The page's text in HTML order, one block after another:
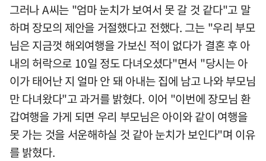
그러나 A씨는 "엄마 눈치가 보여서 못 갈 것 같다"고 말
하며 장모의 제안을 거절했다고 전했다. 그는 "우리 부모
님은 지금껏 해외여행을 가보신 적이 없다가 결혼 후 아
내의 허락으로 10일 정도 다녀오셨다"면서 "당시는 아
이가 태어난 지 얼마 안 돼 아내는 집에 남고 나와 부모님
만 다녀왔다"고 과거를 밝혔다. 이어 "이번에 장모님 환
갑여행을 가게 되면 우리 부모님은 아이와 같이 여행을
못 가는 것을 서운해하실 것 같아 눈치가 보인다"며 이유
를 밝혔다.